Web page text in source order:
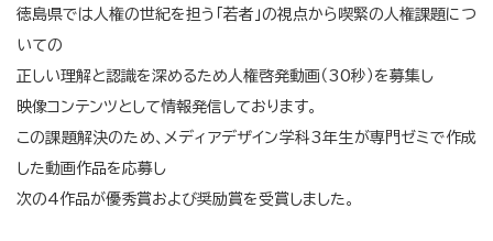
徳島県では人権の世紀を担う「若者」の視点から喫緊の人権課題につ
いての
正しい理解と認識を深めるため人権啓発動画（30秒）を募集し
映像コンテンツとして情報発信しております。
この課題解決のため、メディアデザイン学科3年生が専門ゼミで作成
した動画作品を応募し
次の4作品が優秀賞および奨励賞を受賞しました。